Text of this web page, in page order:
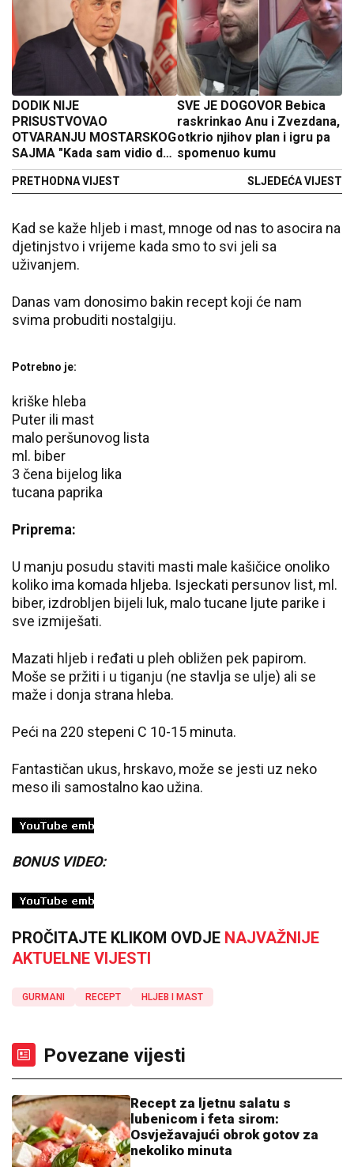
DODIK NIJE
PRISUSTVOVAO
OTVARANJU MOSTARSKOG
SAJMA "Kada sam vidio da
ću sjediti sa Šmitom, nisam
htio da kvarim
PRETHODNA VIJEST
SVE JE DOGOVOR Bebica
raskrinkao Anu i Zvezdana,
otkrio njihov plan i igru pa
spomenuo kumu
SLJEDEĆA VIJEST
Kad se kaže hljeb i mast, mnoge od nas to asocira na
djetinjstvo i vrijeme kada smo to svi jeli sa
uživanjem.
Danas vam donosimo bakin recept koji će nam
svima probuditi nostalgiju.
Potrebno je:
kriške hleba
Puter ili mast
malo peršunovog lista
ml. biber
3 čena bijelog lika
tucana paprika
Priprema:
U manju posudu staviti masti male kašičice onoliko
koliko ima komada hljeba. Isjeckati persunov list, ml.
biber, izdrobljen bijeli luk, malo tucane ljute parike i
sve izmiješati.
Mazati hljeb i ređati u pleh obližen pek papirom.
Moše se pržiti i u tiganju (ne stavlja se ulje) ali se
maže i donja strana hleba.
Peći na 220 stepeni C 10-15 minuta.
Fantastičan ukus, hrskavo, može se jesti uz neko
meso ili samostalno kao užina.
BONUS VIDEO:
PROČITAJTE KLIKOM OVDJE NAJVAŽNIJE
AKTUELNE VIJESTI
GURMANI RECEPT HLJEB I MAST
Povezane vijesti
Recept za ljetnu salatu s
lubenicom i feta sirom:
Osvježavajući obrok gotov za
nekoliko minuta